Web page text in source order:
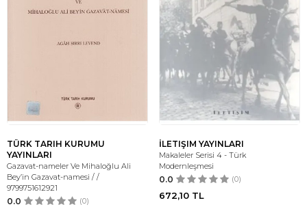
TÜRK TARIH KURUMU
YAYINLARI
Gazavat-nameler Ve Mihaloğlu Ali
Bey’in Gazavat-namesi / /
9799751612921
0.0 (0)
İLETIŞIM YAYINLARI
Makaleler Serisi 4 - Türk
Modernleşmesi
0.0 (0)
672,10 TL